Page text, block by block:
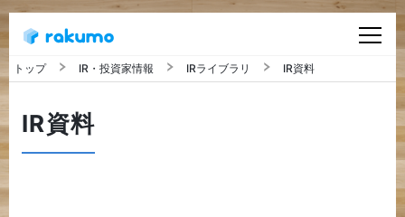
IR・投資家情報 IRライブラリ IR資料
IR資料
ビジョン